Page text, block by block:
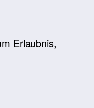
Erlaubnis,